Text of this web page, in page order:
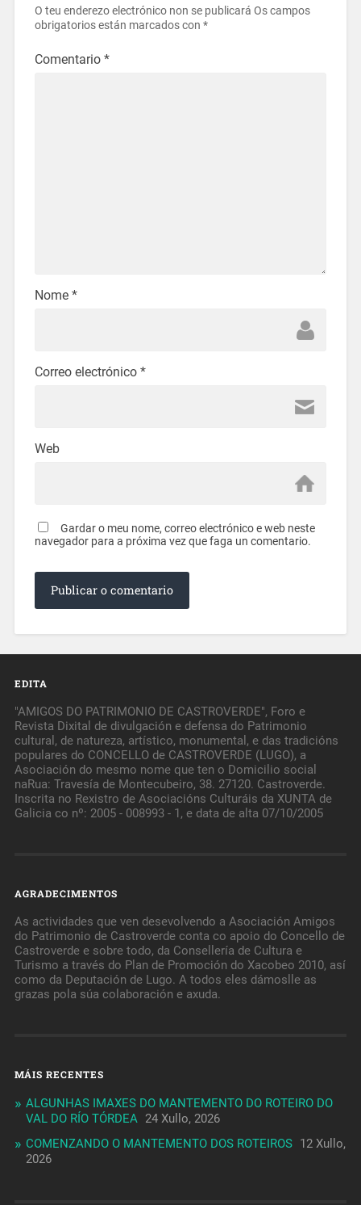
O teu enderezo electrónico non se publicará Os campos
obrigatorios están marcados con *
Comentario *
Nome *
Correo electrónico *
Web
Gardar o meu nome, correo electrónico e web neste
navegador para a próxima vez que faga un comentario.
EDITA
"AMIGOS DO PATRIMONIO DE CASTROVERDE", Foro e
Revista Dixital de divulgación e defensa do Patrimonio
cultural, de natureza, artístico, monumental, e das tradicións
populares do CONCELLO de CASTROVERDE (LUGO), a
Asociación do mesmo nome que ten o Domicilio social
naRua: Travesía de Montecubeiro, 38. 27120. Castroverde.
Inscrita no Rexistro de Asociacións Culturáis da XUNTA de
Galicia co nº: 2005 - 008993 - 1, e data de alta 07/10/2005
AGRADECIMENTOS
As actividades que ven desevolvendo a Asociación Amigos
do Patrimonio de Castroverde conta co apoio do Concello de
Castroverde e sobre todo, da Consellería de Cultura e
Turismo a través do Plan de Promoción do Xacobeo 2010, así
como da Deputación de Lugo. A todos eles dámoslle as
grazas pola súa colaboración e axuda.
MÁIS RECENTES
ALGUNHAS IMAXES DO MANTEMENTO DO ROTEIRO DO
VAL DO RÍO TÓRDEA 24 Xullo, 2026
COMENZANDO O MANTEMENTO DOS ROTEIROS 12 Xullo,
2026